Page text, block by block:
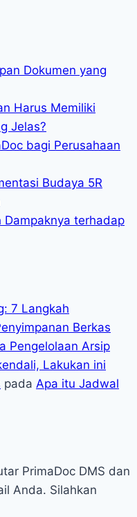
Dokumen yang
Harus Memiliki
Jelas?
bagi Perusahaan
Budaya 5R
Dampaknya terhadap
7 Langkah
Berkas
Pengelolaan Arsip
Lakukan ini
pada Apa itu Jadwal
PrimaDoc DMS dan
Anda. Silahkan